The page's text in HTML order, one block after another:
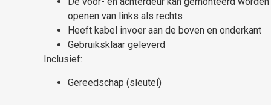
openen van links als rechts
Heeft kabel invoer aan de boven en onderkant
Gebruiksklaar geleverd
Inclusief:
Gereedschap (sleutel)